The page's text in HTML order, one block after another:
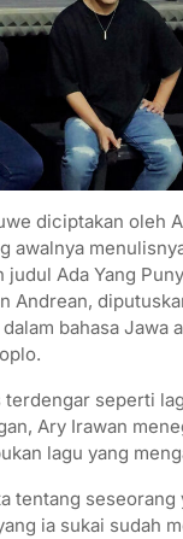
diciptakan oleh
awalnya
judul Ada Yang
Andrean,
bahasa Jawa
seperti
Ary Irawan
lagu yang
tentang seseorang
ia sukai sudah